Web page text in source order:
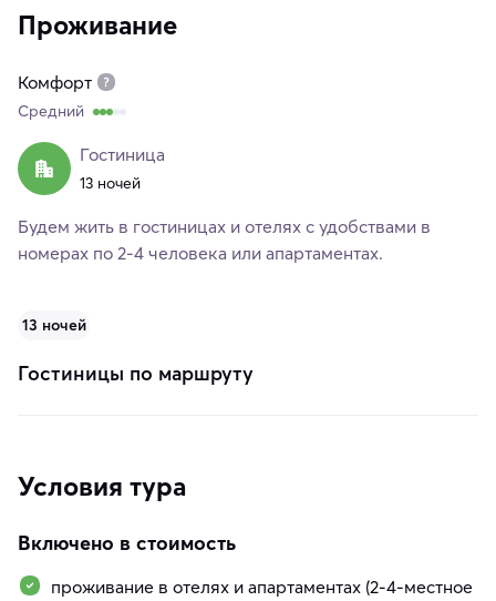
Проживание
Комфорт
Средний
Гостиница
13 ночей
Будем жить в гостиницах и отелях с удобствами в
номерах по 2-4 человека или апартаментах.
13 ночей
Гостиницы по маршруту
Условия тура
Включено в стоимость
проживание в отелях и апартаментах (2-4-местное